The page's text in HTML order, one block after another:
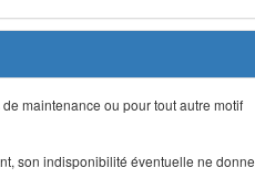
maintenance ou pour tout autre motif
son indisponibilité éventuelle ne donne